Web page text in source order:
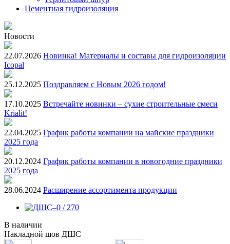
Цементная гидроизоляция
Новости
22.07.2026 Новинка! Материалы и составы для гидроизоляции
Icopal
25.12.2025 Поздравляем с Новым 2026 годом!
17.10.2025 Встречайте новинки – сухие строительные смеси
Krialit!
22.04.2025 График работы компании на майские праздники
2025 года
20.12.2024 График работы компании в новогодние праздники
2025 года
28.06.2024 Расширение ассортимента продукции
В наличии
Накладной шов ДШС